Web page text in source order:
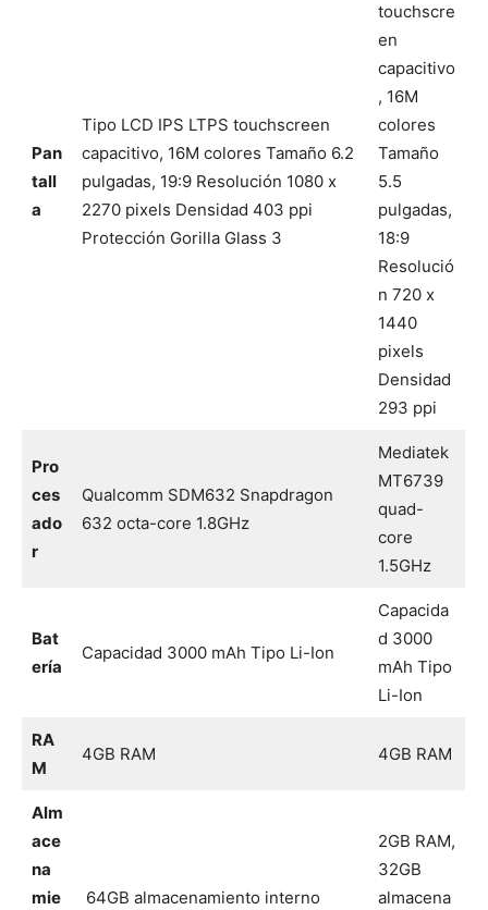
Pan
tall
a
Tipo LCD IPS LTPS touchscreen
capacitivo, 16M colores Tamaño 6.2
pulgadas, 19:9 Resolución 1080 x
2270 pixels Densidad 403 ppi
Protección Gorilla Glass 3
touchscre
en
capacitivo
, 16M
colores
Tamaño
5.5
pulgadas,
18:9
Resolució
n 720 x
1440
pixels
Densidad
293 ppi
Pro
ces
ado
r
Qualcomm SDM632 Snapdragon
632 octa-core 1.8GHz
Mediatek
MT6739
quad-
core
1.5GHz
Bat
ería
Capacidad 3000 mAh Tipo Li-Ion
Capacida
d 3000
mAh Tipo
Li-Ion
RA
M
4GB RAM 4GB RAM
Alm
ace
na
mie
64GB almacenamiento interno
2GB RAM,
32GB
almacena